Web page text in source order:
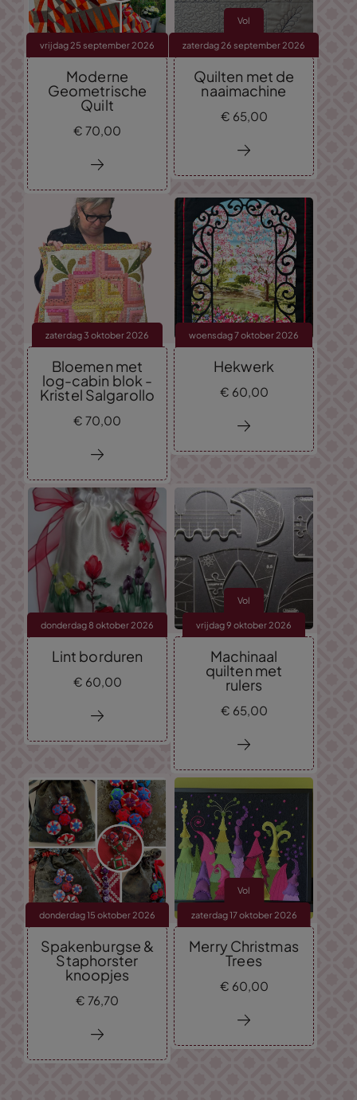
vrijdag 25 september 2026
Moderne
Geometrische
Quilt
€ 70,00
Vol
zaterdag 26 september 2026
Quilten met de
naaimachine
€ 65,00
zaterdag 3 oktober 2026
Bloemen met
log-cabin blok -
Kristel Salgarollo
€ 70,00
woensdag 7 oktober 2026
Hekwerk
€ 60,00
donderdag 8 oktober 2026
Lint borduren
€ 60, 00
Vol
vrijdag 9 oktober 2026
Machinaal
quilten met
rulers
€ 65, 00
donderdag 15 oktober 2026
Spakenburgse &
Staphorster
knoopjes
€ 76, 70
Vol
zaterdag 17 oktober 2026
Merry Christmas
Trees
€ 60, 00